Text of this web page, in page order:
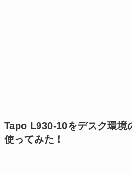
Tapo L930-10をデスク環境
使ってみた！